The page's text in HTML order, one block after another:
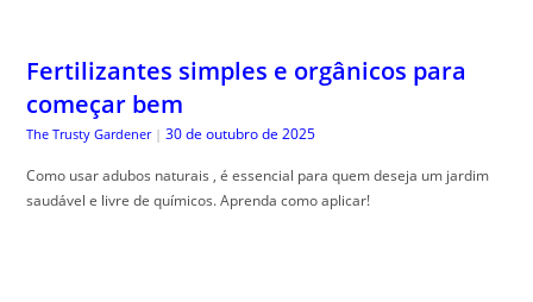
Fertilizantes simples e orgânicos para
começar bem
The Trusty Gardener | 30 de outubro de 2025
Como usar adubos naturais , é essencial para quem deseja um jardim
saudável e livre de químicos. Aprenda como aplicar!